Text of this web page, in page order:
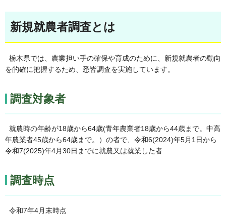
新規就農者調査とは
栃木県では、農業担い手の確保や育成のために、新規就農者の動向
を的確に把握するため、悉皆調査を実施しています。
調査対象者
就農時の年齢が18歳から64歳(青年農業者18歳から44歳まで。中高
年農業者45歳から64歳まで。）の者で、令和6(2024)年5月1日から
令和7(2025)年4月30日までに就農又は就業した者
調査時点
令和7年4月末時点